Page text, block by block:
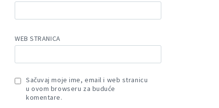
WEB STRANICA
Sačuvaj moje ime, email i web stranicu
u ovom browseru za buduće
komentare.